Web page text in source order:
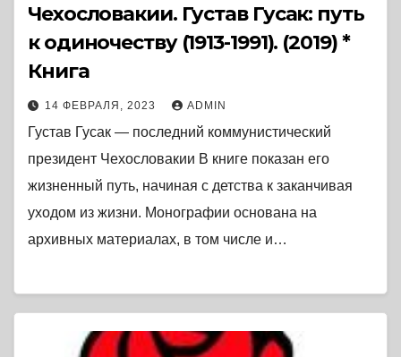
Чехословакии. Густав Гусак: путь
к одиночеству (1913-1991). (2019) *
Книга
14 ФЕВРАЛЯ, 2023 ADMIN
Густав Гусак — последний коммунистический
президент Чехословакии В книге показан его
жизненный путь, начиная с детства к заканчивая
уходом из жизни. Монографии основана на
архивных материалах, в том числе и…